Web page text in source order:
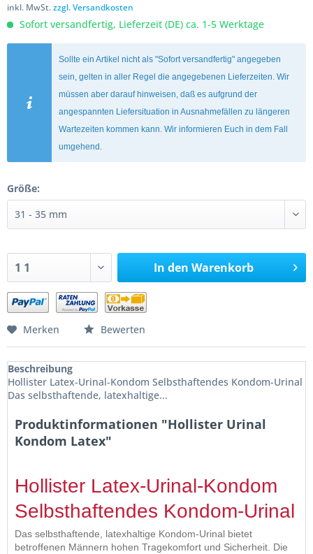
inkl. MwSt.zzgl. Versandkosten
Sofort versandfertig, Lieferzeit (DE) ca. 1-5 Werktage
Sollte ein Artikel nicht als "Sofort versandfertig" angegeben
sein, gelten in aller Regel die angegebenen Lieferzeiten. Wir
müssen aber darauf hinweisen, daß es aufgrund der
angespannten Liefersituation in Ausnahmefällen zu längeren
Wartezeiten kommen kann. Wir informieren Euch in dem Fall
umgehend.
Größe:
In den Warenkorb
Merken Bewerten
Beschreibung
Hollister Latex-Urinal-Kondom Selbsthaftendes Kondom-Urinal
Das selbsthaftende, latexhaltige...
Produktinformationen "Hollister Urinal
Kondom Latex"
Hollister Latex-Urinal-Kondom
Selbsthaftendes Kondom-Urinal
Das selbsthaftende, latexhaltige Kondom-Urinal bietet
betroffenen Männern hohen Tragekomfort und Sicherheit. Die